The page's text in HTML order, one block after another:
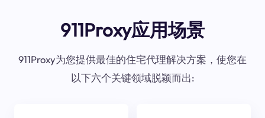
911Proxy应用场景
911Proxy为您提供最佳的住宅代理解决方案，使您在
以下六个关键领域脱颖而出: